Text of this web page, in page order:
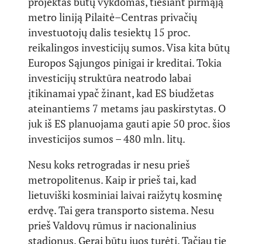
metro liniją Pilaitė–Centras privačių
investuotojų dalis tesiektų 15 proc.
reikalingos investicijų sumos. Visa kita būtų
Europos Sąjungos pinigai ir kreditai. Tokia
investicijų struktūra neatrodo labai
įtikinamai ypač žinant, kad ES biudžetas
ateinantiems 7 metams jau paskirstytas. O
juk iš ES planuojama gauti apie 50 proc. šios
investicijos sumos – 480 mln. litų.
Nesu koks retrogradas ir nesu prieš
metropolitenus. Kaip ir prieš tai, kad
lietuviški kosminiai laivai raižytų kosminę
erdvę. Tai gera transporto sistema. Nesu
prieš Valdovų rūmus ir nacionalinius
stadionus. Gerai būtų juos turėti. Tačiau tie